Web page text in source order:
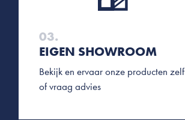
03.
EIGEN SHOWROOM
Bekijk en ervaar onze producten zelf
of vraag advies